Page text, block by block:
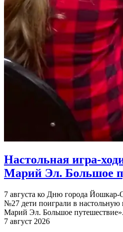
Настольная игра-
Марий Эл. Большое
7 августа ко Дню города
№27 дети поиграли в настольную
Марий Эл. Большое путешествие».
7 август 2026